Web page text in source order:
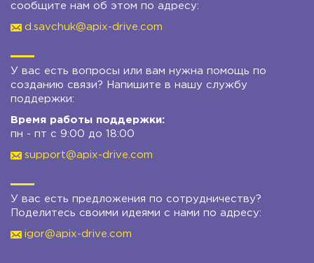
сообщите нам об этом по адресу:
d.savchuk@apix-drive.com
У вас есть вопросы или вам нужна помощь по
созданию связи? Напишите в нашу службу
поддержки:
Время работы поддержки:
пн - пт с 9:00 до 18:00
support@apix-drive.com
У вас есть предложения по сотрудничеству?
Поделитесь своими идеями с нами по адресу:
igor@apix-drive.com